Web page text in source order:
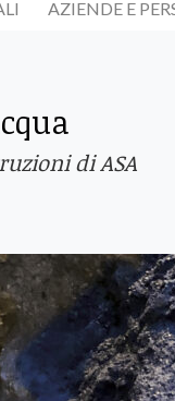
AZIENDE E
di ASA